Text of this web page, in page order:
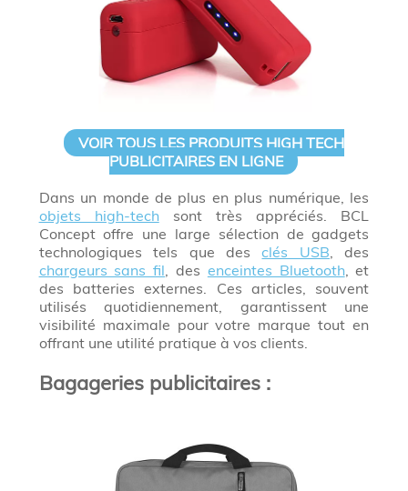
VOIR TOUS LES PRODUITS HIGH TECH
PUBLICITAIRES EN LIGNE
Dans un monde de plus en plus numérique, les
objets high-techsont très appréciés. BCL
Concept offre une large sélection de gadgets
technologiques tels que desclés USB , des
chargeurs sans fil , des enceintes Bluetooth, et
des batteries externes. Ces articles, souvent
utilisés quotidiennement, garantissent une
visibilité maximale pour votre marque tout en
offrant une utilité pratique à vos clients.
Bagageries publicitaires :